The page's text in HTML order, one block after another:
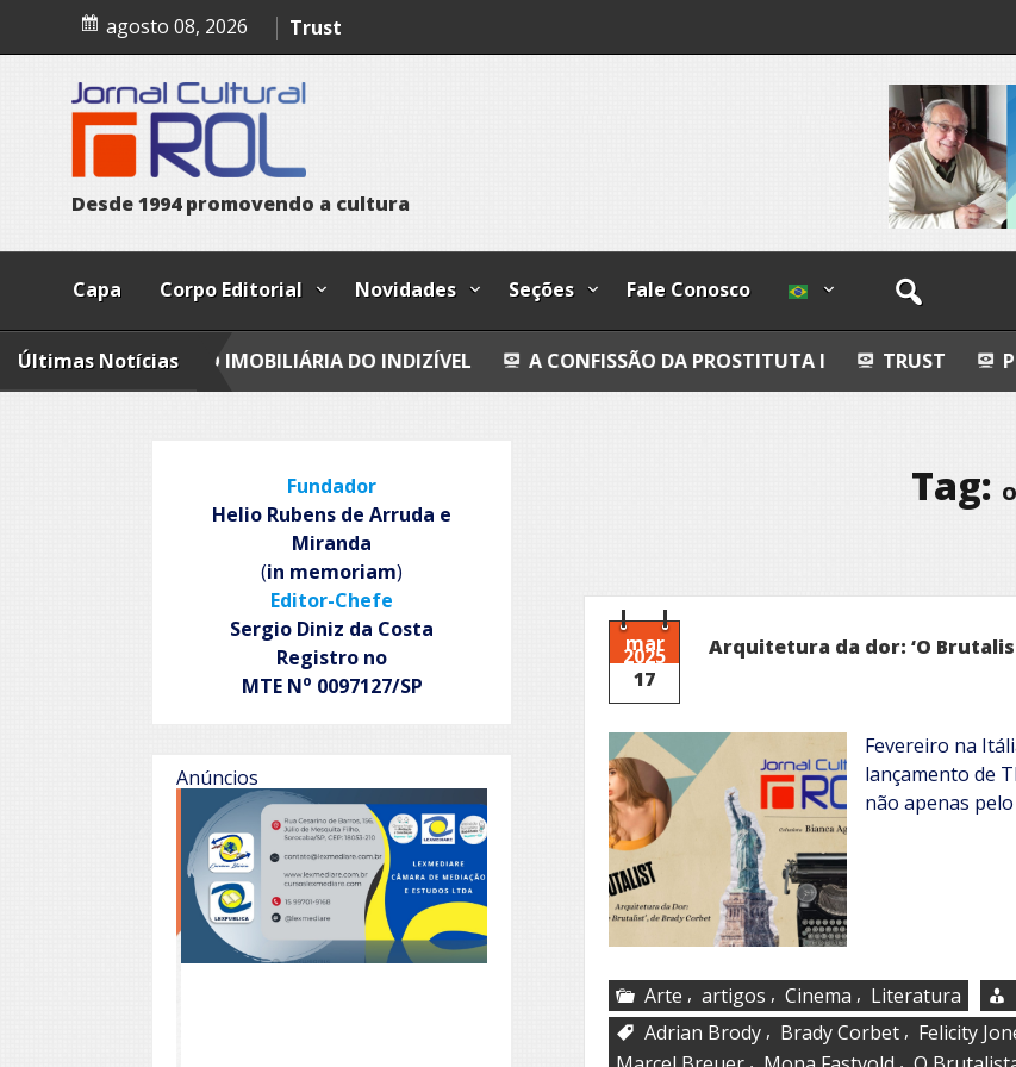
content
agosto 08, 2026
A confissão da prostituta I
Trust
Poesia
Desde1994 promovendo a cultura
Capa Corpo Editorial Novidades Seções Fale Conosco
Últimas Notícias
IMOBILIÁRIA DO INDIZÍVEL A CONFISSÃO DA PROSTITUTA I TRUST POESIA
Tag:
mar
2025
17
Arquitetura da dor: ‘O
Fevereiro na
lançamento de
não apenas
Arte , artigos , Cinema , Literatura
Adrian Brody , Brady Corbet , Felicity
, ,
Fundador
Helio Rubens de Arruda e
Miranda
(in memoriam)
Editor-Chefe
Sergio Diniz da Costa
Registro no
MTE No 0097127/SP
Anúncios